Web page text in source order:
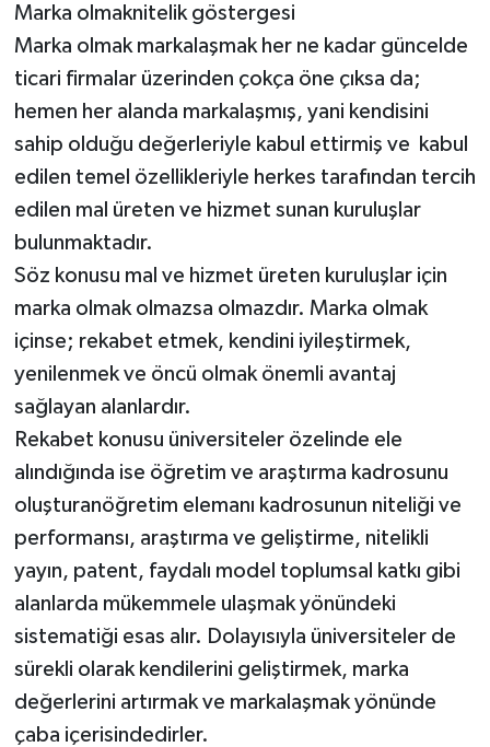
Marka olmaknitelik göstergesi
Marka olmak markalaşmak her ne kadar güncelde
ticari firmalar üzerinden çokça öne çıksa da;
hemen her alanda markalaşmış, yani kendisini
sahip olduğu değerleriyle kabul ettirmiş ve kabul
edilen temel özellikleriyle herkes tarafından tercih
edilen mal üreten ve hizmet sunan kuruluşlar
bulunmaktadır.
Söz konusu mal ve hizmet üreten kuruluşlar için
marka olmak olmazsa olmazdır. Marka olmak
içinse; rekabet etmek, kendini iyileştirmek,
yenilenmek ve öncü olmak önemli avantaj
sağlayan alanlardır.
Rekabet konusu üniversiteler özelinde ele
alındığında ise öğretim ve araştırma kadrosunu
oluşturanöğretim elemanı kadrosunun niteliği ve
performansı, araştırma ve geliştirme, nitelikli
yayın, patent, faydalı model toplumsal katkı gibi
alanlarda mükemmele ulaşmak yönündeki
sistematiği esas alır. Dolayısıyla üniversiteler de
sürekli olarak kendilerini geliştirmek, marka
değerlerini artırmak ve markalaşmak yönünde
çaba içerisindedirler.